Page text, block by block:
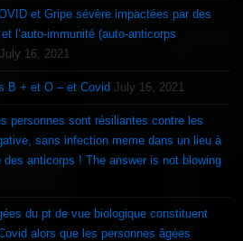
et Gripe sévère impactées par des
l’auto-immunité (auto-anticorps
July 16, 2021
B + et O – et Covid July 16, 2021
personnes sont résiliantes contre les
sans infection meme dans un lieu à
anticorps ! The answer is not blowing
du pt de vue biologique constituent
alors que les personnes âgées